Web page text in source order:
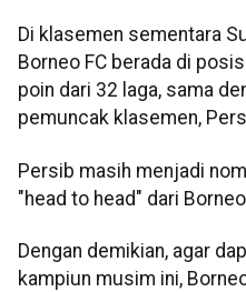
Di klasemen sementara
Borneo FC berada di
poin dari 32 laga, sama
pemuncak klasemen,
Persib masih menjadi
"head to head" dari
Dengan demikian, agar
kampiun musim ini,